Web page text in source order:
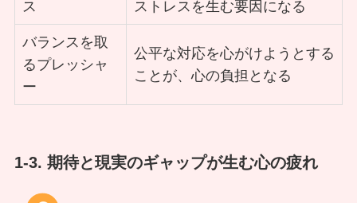
ス
ストレスを生む要因になる
バランスを取
るプレッシャ
ー
公平な対応を心がけようとする
ことが、心の負担となる
1-3. 期待と現実のギャップが生む心の疲れ